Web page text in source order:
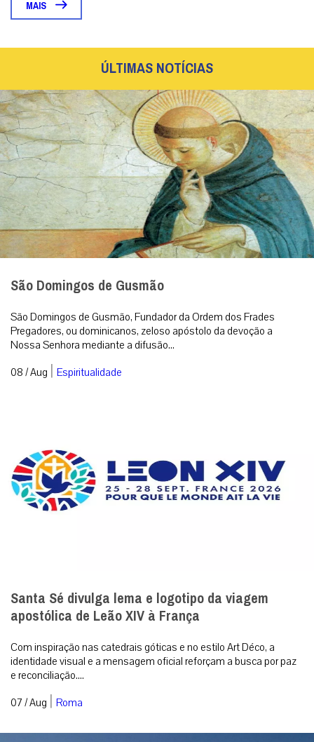
MAIS
ÚLTIMAS NOTÍCIAS
São Domingos de Gusmão
São Domingos de Gusmão, Fundador da Ordem dos Frades
Pregadores, ou dominicanos, zeloso apóstolo da devoção a
Nossa Senhora mediante a difusão...
08 / Aug | Espiritualidade
Santa Sé divulga lema e logotipo da viagem
apostólica de Leão XIV à França
Com inspiração nas catedrais góticas e no estilo Art Déco, a
identidade visual e a mensagem oficial reforçam a busca por paz
e reconciliação....
07 / Aug | Roma